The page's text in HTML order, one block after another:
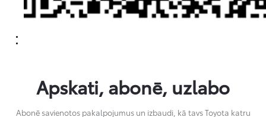
Apskati, abonē, uzlabo
Abonē savienotos pakalpojumus un izbaudi, kā tavs Toyota katru